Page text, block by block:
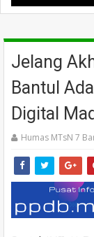
Jelang
Bantul
Digital
Humas MTsN 7